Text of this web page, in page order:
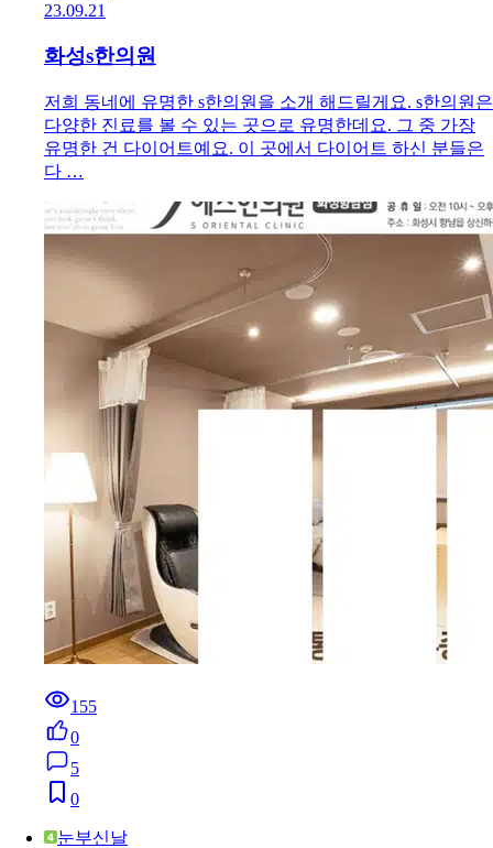
23.09.21
화성s한의원
저희 동네에 유명한 s한의원을 소개 해드릴게요. s한의원은
다양한 진료를 볼 수 있는 곳으로 유명한데요. 그 중 가장
유명한 건 다이어트예요. 이 곳에서 다이어트 하신 분들은
다 …
155
0
5
0
눈부신날